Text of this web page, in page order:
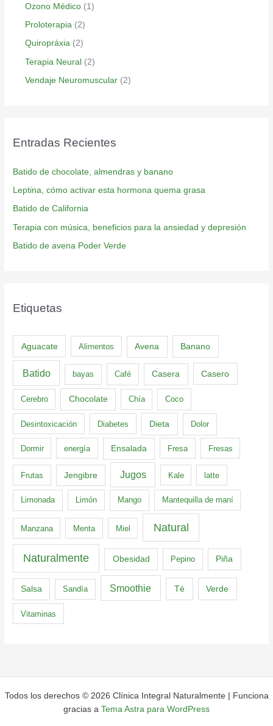
Ozono Médico (1)
Proloterapia (2)
Quiropráxia (2)
Terapia Neural (2)
Vendaje Neuromuscular (2)
Entradas Recientes
Batido de chocolate, almendras y banano
Leptina, cómo activar esta hormona quema grasa
Batido de California
Terapia con música, beneficios para la ansiedad y depresión
Batido de avena Poder Verde
Etiquetas
Aguacate Alimentos Avena Banano
Batido bayas Café Casera Casero
Cerebro Chocolate Chía Coco
Desintoxicación Diabetes Dieta Dolor
Dormir energía Ensalada Fresa Fresas
Frutas Jengibre Jugos Kale latte
Limonada Limón Mango Mantequilla de maní
Manzana Menta Miel Natural
Naturalmente Obesidad Pepino Piña
Salsa Sandía Smoothie Té Verde
Vitaminas
Todos los derechos © 2026 Clínica Integral Naturalmente | Funciona
gracias a Tema Astra para WordPress